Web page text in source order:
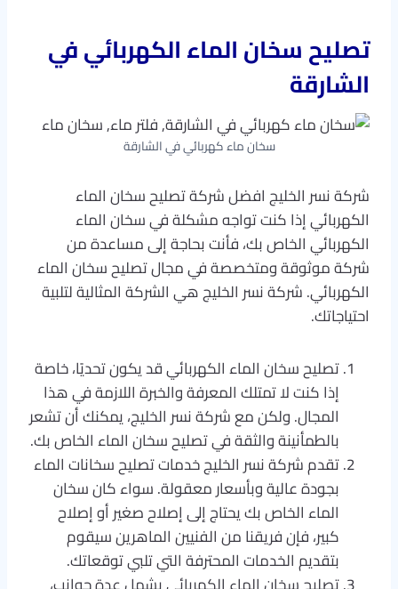
تصليح سخان الماء الكهربائيفي
الشارقة
سخان ماء كهربائي في الشارقة
شركة نسر الخليج افضل شركة تصليح سخان الماء
الكهربائي إذا كنت تواجه مشكلة في سخان الماء
الكهربائي الخاص بك، فأنت بحاجة إلى مساعدة من
شركة موثوقة ومتخصصة في مجال تصليح سخان الماء
الكهربائي. شركة نسر الخليج هي الشركة المثالية لتلبية
احتياجاتك.
تصليح سخان الماء الكهربائي قد يكون تحديًا، خاصة
إذا كنت لا تمتلك المعرفة والخبرة اللازمة في هذا
المجال. ولكن مع شركة نسر الخليج، يمكنك أن تشعر
بالطمأنينة والثقة في تصليح سخان الماء الخاص بك.
تقدم شركة نسر الخليج خدمات تصليح سخانات الماء
بجودة عالية وبأسعار معقولة. سواء كان سخان
الماء الخاص بك يحتاج إلى إصلاح صغير أو إصلاح
كبير، فإن فريقنا من الفنيين الماهرين سيقوم
بتقديم الخدمات المحترفة التي تلبي توقعاتك.